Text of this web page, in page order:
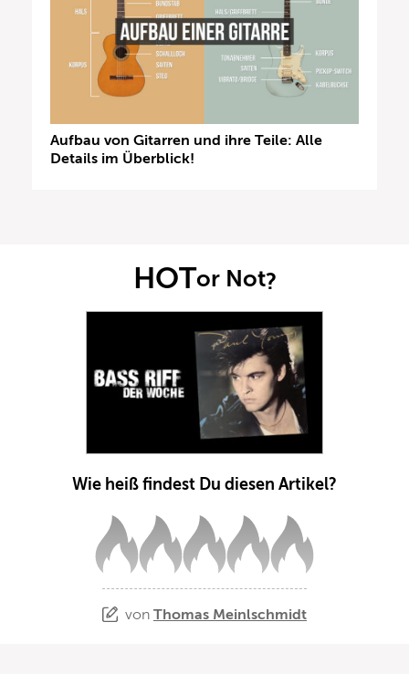
Aufbau von Gitarren und ihre Teile: Alle
Details im Überblick!
HOTor Not?
Wie heiß findest Du diesen Artikel?
von Thomas Meinlschmidt